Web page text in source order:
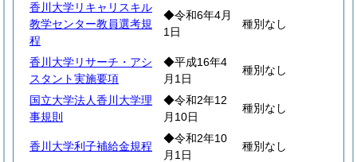
香川大学リキャリスキル
教学センター教員選考規
程
◆令和6年4月
1日
種別なし
香川大学リサーチ・アシ
スタント実施要項
◆平成16年4
月1日
種別なし
国立大学法人香川大学理
事規則
◆令和2年12
月10日
種別なし
香川大学利子補給金規程
◆令和2年10
月1日
種別なし